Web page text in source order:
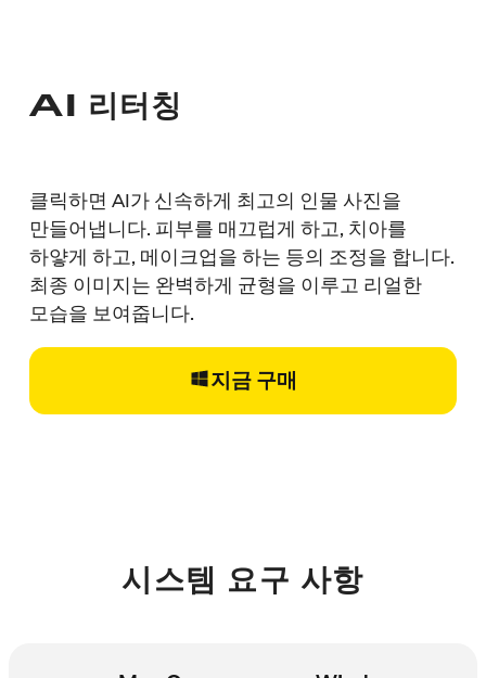
AI 리터칭
클릭하면 AI가 신속하게 최고의 인물 사진을
만들어냅니다. 피부를 매끄럽게 하고, 치아를
하얗게 하고, 메이크업을 하는 등의 조정을 합니다.
최종 이미지는 완벽하게 균형을 이루고 리얼한
모습을 보여줍니다.
지금 구매
시스템 요구 사항